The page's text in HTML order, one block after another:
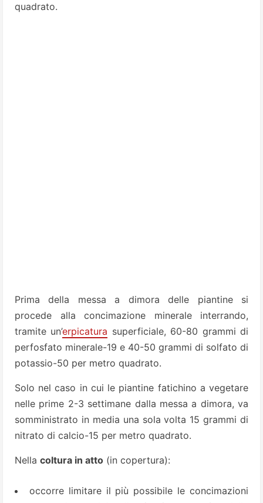
quadrato.
Prima della messa a dimora delle piantine si
procede alla concimazione minerale interrando,
tramite un’erpicatura superficiale, 60-80 grammi di
perfosfato minerale-19 e 40-50 grammi di solfato di
potassio-50 per metro quadrato.
Solo nel caso in cui le piantine fatichino a vegetare
nelle prime 2-3 settimane dalla messa a dimora, va
somministrato in media una sola volta 15 grammi di
nitrato di calcio-15 per metro quadrato.
Nella coltura in atto (in copertura):
occorre limitare il più possibile le concimazioni